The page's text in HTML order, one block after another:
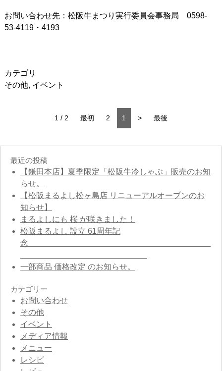
お問い合わせ先：松阪牛まつり実行委員会事務局 0598-
53-4119・4193
カテゴリ
その他, イベント
1 / 2 最初 2 1 > 最後
最近の投稿
【鎌田本店】夏季限定「松阪牛冷しゃぶ」販売のお知
らせ。
【松阪まるよし松ヶ島店 リニューアルオープンのお
知らせ】
まるよしにも 桜 が咲きました！
松阪まるよし 設立 61周年記
念
一部商品 価格改定 のお知らせ。
カテゴリー
お問い合わせ
その他
イベント
メディア情報
メニュー
レシピ